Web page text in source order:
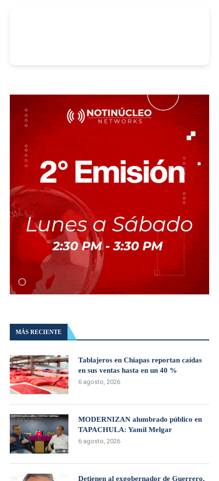
MÁS RECIENTE
Tablajeros en Chiapas reportan caídas
en sus ventas hasta en un 40 %
6 agosto, 2026
MODERNIZAN alumbrado público en
TAPACHULA: Yamil Melgar
6 agosto, 2026
Detienen al exgobernador de Guerrero,